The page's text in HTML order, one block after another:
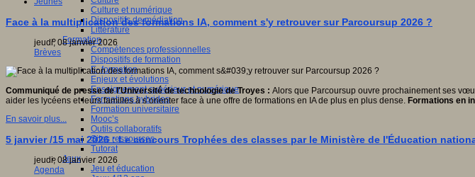
Culture et numérique
Dispositifs de médiation
Littérature
Formation
Compétences professionnelles
Dispositifs de formation
E- formation
Enjeux et évolutions
Enseignement supérieur et numérique
Formations hybrides
Formation universitaire
Mooc’s
Outils collaboratifs
Sites ressources
Tutorat
Jeux
Jeu et éducation
Face à la multiplication des formations IA, comment s'y retrouver sur Parcoursup 2026 ?
jeudi, 08 janvier 2026
Brèves
Communiqué de presse de l'Université de technologie de Troyes : Alors que Parcoursup ouvre prochainement ses
aider les lycéens et leurs familles à s’orienter face à une offre de formations en IA de plus en plus dense. Formations en
En savoir plus...
5 janvier /15 mai 2026 : Le concours Trophées des classes par le Ministère de l'Éducation
jeudi, 08 janvier 2026
Agenda